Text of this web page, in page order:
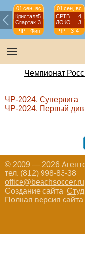
01 сен, вс
Кристалл5
Спартак 3
ЧР
Фин
01 сен, вс
СРТВ
4
ЛОКО
3
ЧР
3-4
Чемпионат
ЧР-2024. Суперлига
ЧР-2024. Первый
© 2009 — 2026
тел. (812) 998-83-38
office@beachsoccer.ru
Создание сайта:
Полная версия сайта